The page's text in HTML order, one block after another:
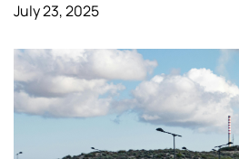
July 23, 2025